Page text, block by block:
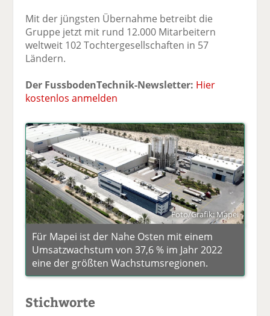
Mit der jüngsten Übernahme betreibt die
Gruppe jetzt mit rund 12.000 Mitarbeitern
weltweit 102 Tochtergesellschaften in 57
Ländern.
Der FussbodenTechnik-Newsletter: Hier
kostenlos anmelden
Foto/Grafik: Mapei
Für Mapei ist der Nahe Osten mit einem
Umsatzwachstum von 37,6 % im Jahr 2022
eine der größten Wachstumsregionen.
Stichworte